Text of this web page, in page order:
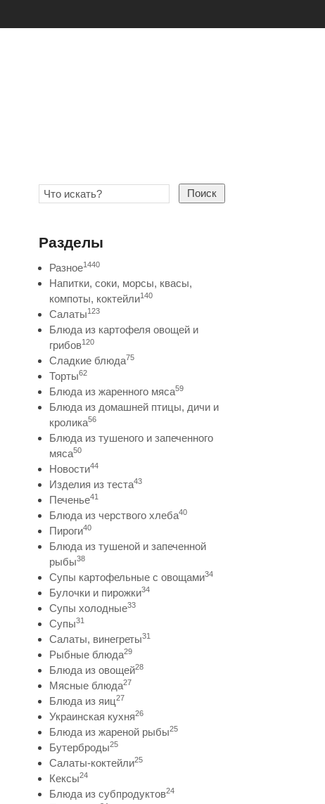
Поиск
Разделы
Разное1440
Напитки, соки, морсы, квасы,
компоты, коктейли140
Салаты123
Блюда из картофеля овощей и
грибов120
Сладкие блюда75
Торты62
Блюда из жаренного мяса59
Блюда из домашней птицы, дичи и
кролика56
Блюда из тушеного и запеченного
мяса50
Новости44
Изделия из теста43
Печенье41
Блюда из черствого хлеба40
Пироги40
Блюда из тушеной и запеченной
рыбы38
Супы картофельные с овощами34
Булочки и пирожки34
Супы холодные33
Супы31
Салаты, винегреты31
Рыбные блюда29
Блюда из овощей28
Мясные блюда27
Блюда из яиц27
Украинская кухня26
Блюда из жареной рыбы25
Бутерброды25
Салаты-коктейли25
Кексы24
Блюда из субпродуктов24